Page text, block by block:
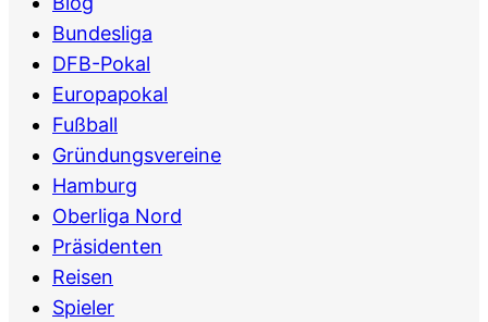
Bundesliga
DFB-Pokal
Europapokal
Fußball
Gründungsvereine
Hamburg
Oberliga Nord
Präsidenten
Reisen
Spieler